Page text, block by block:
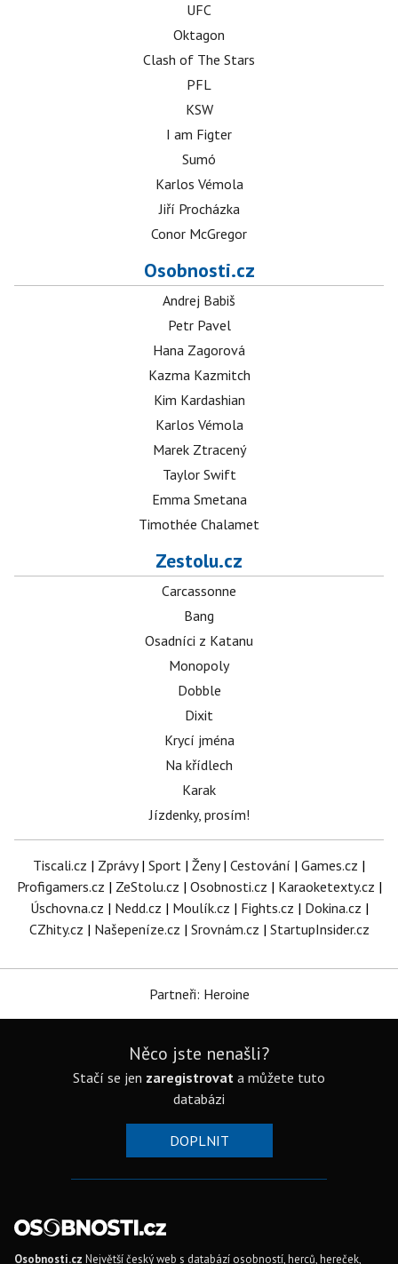
UFC
Oktagon
Clash of The Stars
PFL
KSW
I am Figter
Sumó
Karlos Vémola
Jiří Procházka
Conor McGregor
Osobnosti.cz
Andrej Babiš
Petr Pavel
Hana Zagorová
Kazma Kazmitch
Kim Kardashian
Karlos Vémola
Marek Ztracený
Taylor Swift
Emma Smetana
Timothée Chalamet
Zestolu.cz
Carcassonne
Bang
Osadníci z Katanu
Monopoly
Dobble
Dixit
Krycí jména
Na křídlech
Karak
Jízdenky, prosím!
Tiscali.cz | Zprávy| Sport | Ženy| Cestování | Games.cz |
Profigamers.cz | ZeStolu.cz | Osobnosti.cz | Karaoketexty.cz |
Úschovna.cz | Nedd.cz | Moulík.cz | Fights.cz | Dokina.cz |
CZhity.cz | Našepeníze.cz | Srovnám.cz | StartupInsider.cz
Partneři: Heroine
Něco jste nenašli?
Stačí se jen zaregistrovat a můžete tuto
databázi
DOPLNIT
Osobnosti.cz Největší český web s databází osobností, herců, hereček,